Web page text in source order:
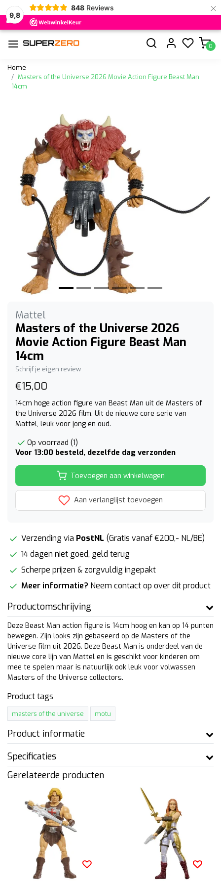
9,8
848 Reviews ×
0
Home
Masters of the Universe 2026 Movie Action Figure Beast Man
14cm
Vorige
Mattel
Masters of the Universe 2026
Movie Action Figure Beast Man
14cm
Schrijf je eigen review
€15,00
14cm hoge action figure van Beast Man uit de Masters of
the Universe 2026 film. Uit de nieuwe core serie van
Mattel, leuk voor jong en oud.
Op voorraad (1)
Voor 13:00 besteld, dezelfde dag verzonden
Toevoegen aan winkelwagen
Aan verlanglijst toevoegen
Verzending via PostNL (Gratis vanaf €200,- NL/BE)
14 dagen niet goed, geld terug
Scherpe prijzen & zorgvuldig ingepakt
Meer informatie? Neem contact op over dit product
Productomschrijving
Deze Beast Man action figure is 14cm hoog en kan op 14 punten
bewegen. Zijn looks zijn gebaseerd op de Masters of the
Universe film uit 2026. Deze Beast Man is onderdeel van de
nieuwe core lijn van Mattel en is geschikt voor kinderen om
mee te spelen maar is natuurlijk ook leuk voor volwassen
Masters of the Universe collectors.
Product tags
masters of the universe motu
Product informatie
Specificaties
Gerelateerde producten